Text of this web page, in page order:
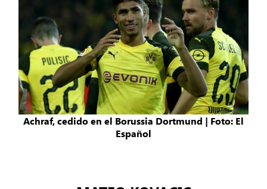
Achraf, cedido en el Borussia Dortmund | Foto: El
Español